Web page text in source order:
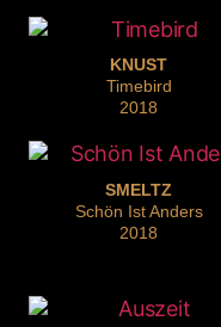
KNUST
Timebird
2018
SMELTZ
Schön Ist Anders
2018